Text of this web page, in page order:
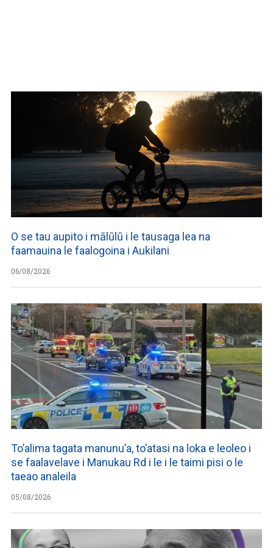
O se tau aupito i mālūlū i le tausaga lea na
faamauina le faalogoina i Aukilani
06/08/2026
To’alima tagata manunu’a, to’atasi na loka e leoleo i
se faalavelave i Manukau Rd i le i le taimi pisi o le
taeao analeila
05/08/2026